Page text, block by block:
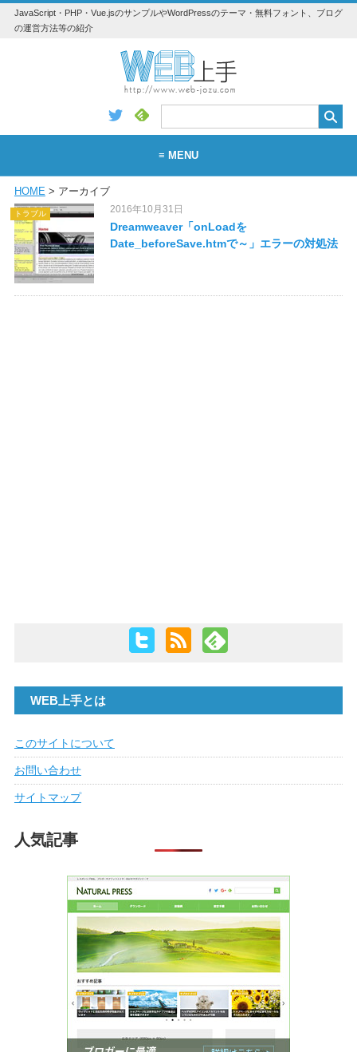
JavaScript・PHP・Vue.jsのサンプルやWordPressのテーマ・無料フォント、ブログ
の運営方法等の紹介
≡ MENU
WordPress
HOME> アーカイブ
トラブル 2016年10月31日
Dreamweaver「onLoadを
Date_beforeSave.htmで～」エラーの対処法
WEB上手とは
このサイトについて
お問い合わせ
サイトマップ
人気記事